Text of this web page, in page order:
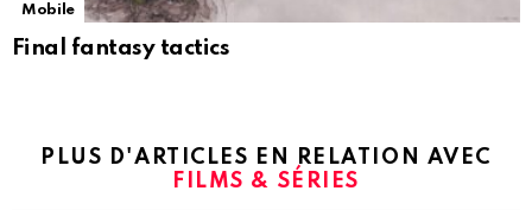
Mobile
Final fantasy tactics
PLUS D'ARTICLES EN RELATION AVEC
FILMS & SÉRIES